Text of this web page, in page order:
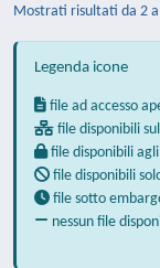
Mostrati risultati da 2 a
Legenda icone
file ad accesso
file disponibili
file disponibili
file disponibili
file sotto
nessun file